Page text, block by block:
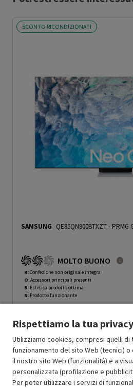
SCONTO RICONDIZIONATI
SAMSUNG QE85QN900BTXZT- PRMG
MOLTO BUONO
R: Confezione non originale integra
O: Accessori principali presenti
B: Estetica prodotto ottima
N: Prodotto funzionante
Ricondizionato Prezzo ridotto da
9899.10a-50%
In Promozione 4949.55
Aggiungi al
Rispettiamo la tua privacy
Utilizziamo cookies, compresi quelli
funzionamento del sito Web (tecnici)
il nostro sito Web (funzionalità) e a
personalizzata (profilazione e
Per poter utilizzare i servizi di